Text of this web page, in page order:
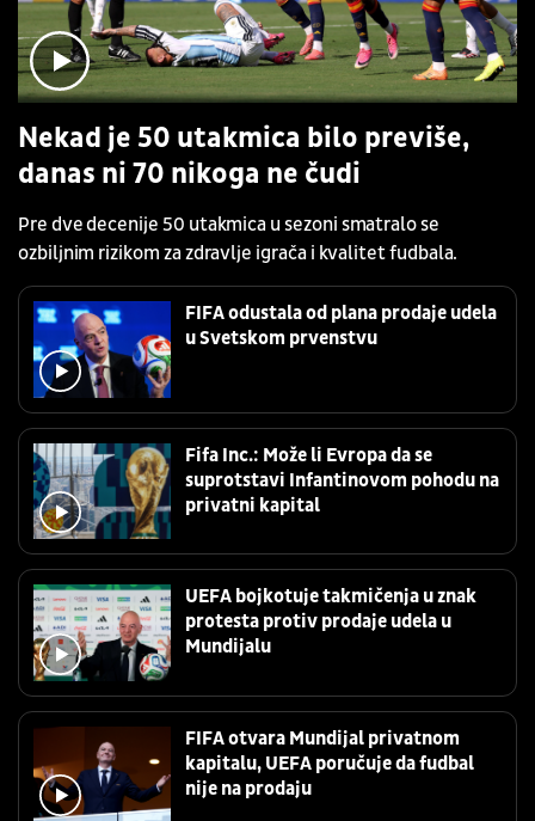
Nekad je 50 utakmica bilo previše,
danas ni 70 nikoga ne čudi
Pre dve decenije 50 utakmica u sezoni smatralo se
ozbiljnim rizikom za zdravlje igrača i kvalitet fudbala.
FIFA odustala od plana prodaje udela
u Svetskom prvenstvu
Fifa Inc.: Može li Evropa da se
suprotstavi Infantinovom pohodu na
privatni kapital
UEFA bojkotuje takmičenja u znak
protesta protiv prodaje udela u
Mundijalu
FIFA otvara Mundijal privatnom
kapitalu, UEFA poručuje da fudbal
nije na prodaju